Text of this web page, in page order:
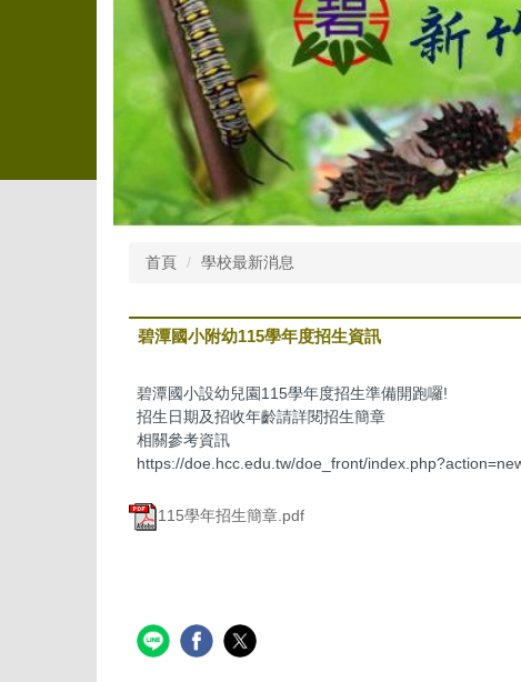
首頁 學校最新消息
碧潭國小附幼115學年度招生資訊
碧潭國小設幼兒園115學年度招生準備開跑囉!
招生日期及招收年齡請詳閱招生簡章
相關參考資訊
https://doe.hcc.edu.tw/doe_front/
115學年招生簡章.pdf